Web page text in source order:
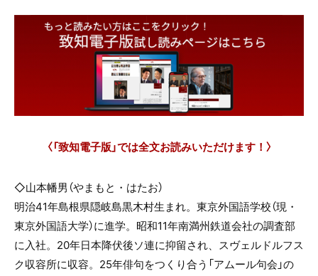
〈「致知電子版」では全文お読みいただけます！〉
◇山本幡男（やまもと・はたお）
明治41年島根県隠岐島黒木村生まれ。東京外国語学校（現・
東京外国語大学）に進学。昭和11年南満州鉄道会社の調査部
に入社。20年日本降伏後ソ連に抑留され、スヴェルドルフス
ク収容所に収容。25年俳句をつくり合う「アムール句会」の